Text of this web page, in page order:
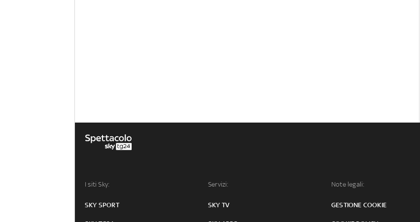
I siti Sky:
SKY SPORT
Servizi:
SKY TV
Note legali:
GESTIONE COOKIE